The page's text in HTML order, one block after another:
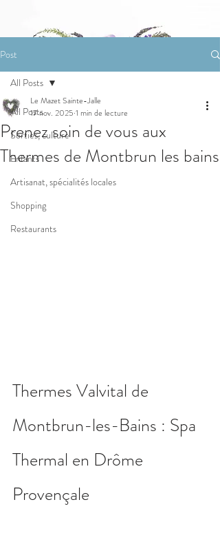
Post
All Posts
Sorties, culture
Enfants
Artisanat, spécialités locales
Shopping
Restaurants
All Posts
Prenez soin de vous aux
Thermes de Montbrun les bains
Le Mazet Sainte-Jalle
17 nov. 2025 1 min de lecture
Thermes Valvital de
Montbrun-les-Bains : Spa
Thermal en Drôme
Provençale